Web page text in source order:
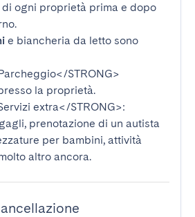
ogni proprietà prima e dopo
e biancheria da letto sono
STRONG>
la proprietà.
extra</STRONG>:
prenotazione di un autista
per bambini, attività
altro ancora.